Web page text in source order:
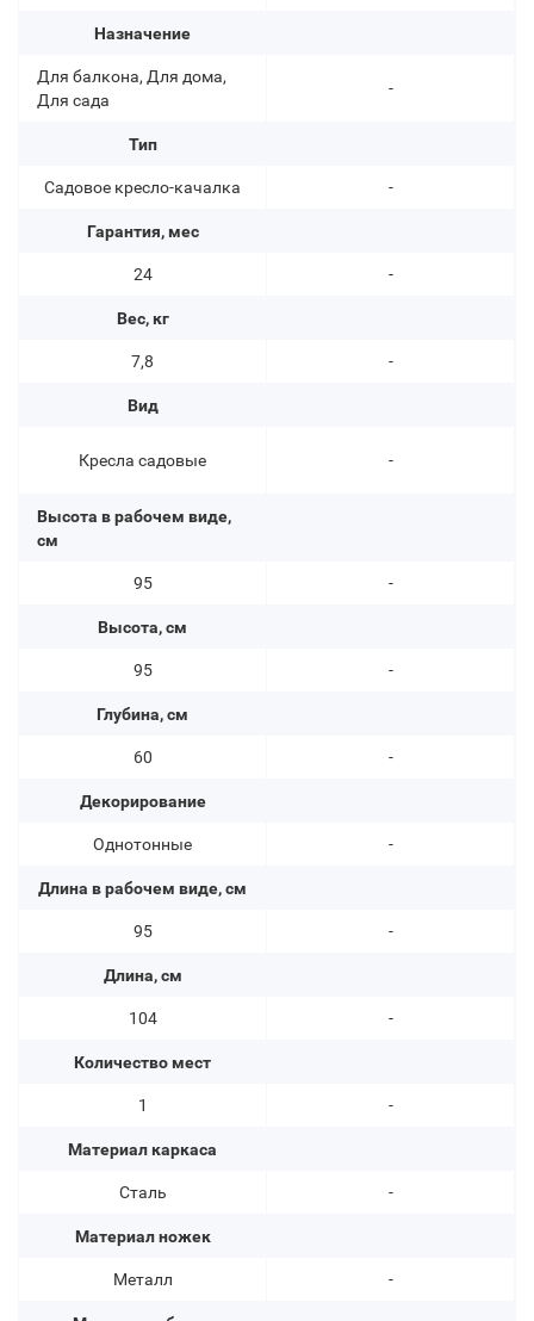
Назначение
Для балкона, Для дома,
Для сада
Тип
Садовое кресло-качалка
Гарантия, мес
24
Вес, кг
7,8
Вид
Кресла садовые
Высота в рабочем виде,
см
95
Высота, см
95
Глубина, см
60
Декорирование
Однотонные
Длина в рабочем виде, см
95
Длина, см
104
Количество мест
1
Материал каркаса
Сталь
Материал ножек
Металл
-
-
-
-
-
-
-
-
-
-
-
-
-
-